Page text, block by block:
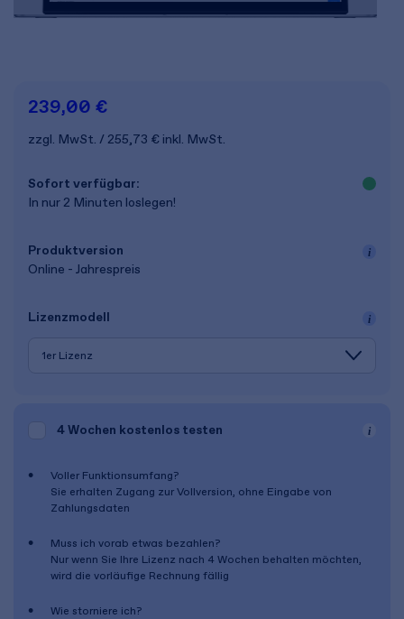
239,00 €
zzgl. MwSt. 255,73 € inkl. MwSt.
Sofort verfügbar:
In nur 2 Minuten loslegen!
Produkt­version
Online - Jahrespreis
Lizenz­modell
4 Wochen kostenlos testen
Voller Funktionsumfang?
Sie erhalten Zugang zur Vollversion, ohne Eingabe von
Zahlungsdaten
Muss ich vorab etwas bezahlen?
Nur wenn Sie Ihre Lizenz nach 4 Wochen behalten möchten,
wird die vorläufige Rechnung fällig
Wie storniere ich?